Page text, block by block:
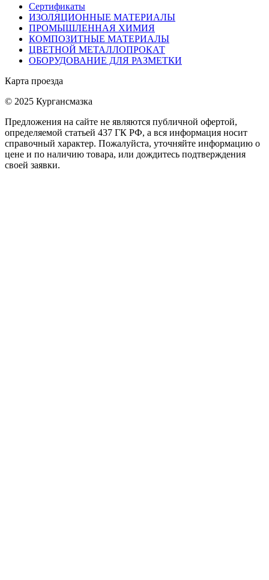
Сертификаты
ИЗОЛЯЦИОННЫЕ МАТЕРИАЛЫ
ПРОМЫШЛЕННАЯ ХИМИЯ
КОМПОЗИТНЫЕ МАТЕРИАЛЫ
ЦВЕТНОЙ МЕТАЛЛОПРОКАТ
ОБОРУДОВАНИЕ ДЛЯ РАЗМЕТКИ
Карта проезда
© 2025 Кургансмазка
Предложения на сайте не являются публичной офертой,
определяемой статьей 437 ГК РФ, а вся информация носит
справочный характер. Пожалуйста, уточняйте информацию о
цене и по наличию товара, или дождитесь подтверждения
своей заявки.